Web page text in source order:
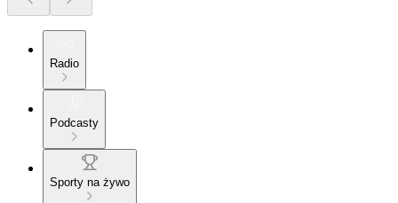
Radio
Podcasty
Sporty na żywo